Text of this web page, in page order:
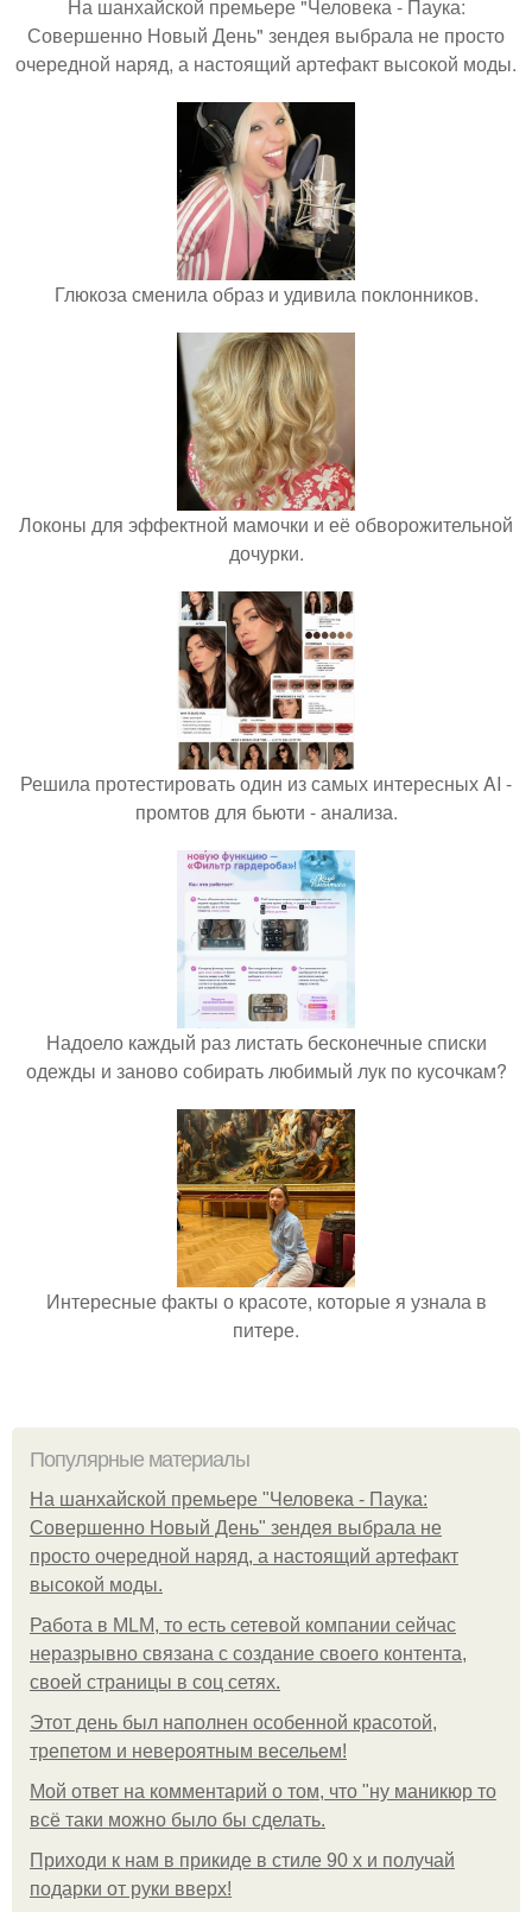
На шанхайской премьере "Человека - Паука:
Совершенно Новый День" зендея выбрала не просто
очередной наряд, а настоящий артефакт высокой моды.
Глюкоза сменила образ и удивила поклонников.
Локоны для эффектной мамочки и её обворожительной
дочурки.
Решила протестировать один из самых интересных AI -
промтов для бьюти - анализа.
Надоело каждый раз листать бесконечные списки
одежды и заново собирать любимый лук по кусочкам?
Интересные факты о красоте, которые я узнала в
питере.
Популярные материалы
На шанхайской премьере "Человека - Паука:
Совершенно Новый День" зендея выбрала не
просто очередной наряд, а настоящий артефакт
высокой моды.
Работа в MLM, то есть сетевой компании сейчас
неразрывно связана с создание своего контента,
своей страницы в соц сетях.
Этот день был наполнен особенной красотой,
трепетом и невероятным весельем!
Мой ответ на комментарий о том, что "ну маникюр то
всё таки можно было бы сделать.
Приходи к нам в прикиде в стиле 90 х и получай
подарки от руки вверх!